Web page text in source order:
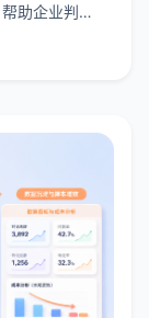
助企业判断